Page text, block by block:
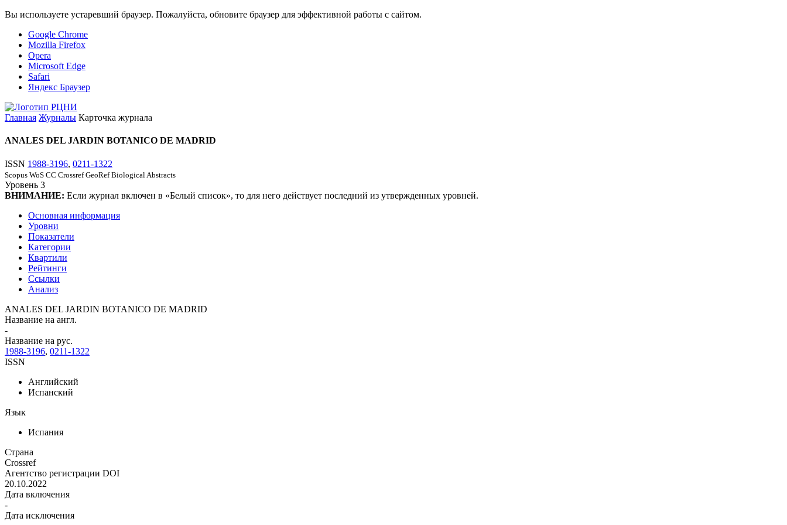
Вы используете устаревший браузер. Пожалуйста, обновите браузер для эффективной работы с сайтом.
Google Chrome
Mozilla Firefox
Opera
Microsoft Edge
Safari
Яндекс Браузер
Главная Журналы Карточка журнала
ANALES DEL JARDIN BOTANICO DE MADRID
ISSN 1988-3196, 0211-1322
Scopus WoS CC Crossref GeoRef Biological Abstracts
Уровень 3
ВНИМАНИЕ: Если журнал включен в «Белый список», то для него действует последний из утвержденных уровней.
Основная информация
Уровни
Показатели
Категории
Квартили
Рейтинги
Ссылки
Анализ
ANALES DEL JARDIN BOTANICO DE MADRID
Название на англ.
-
Название на рус.
1988-3196, 0211-1322
ISSN
Английский
Испанский
Язык
Испания
Страна
Crossref
Агентство регистрации DOI
20.10.2022
Дата включения
-
Дата исключения